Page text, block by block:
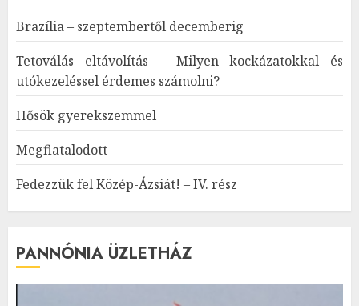
Brazília – szeptembertől decemberig
Tetoválás eltávolítás – Milyen kockázatokkal és
utókezeléssel érdemes számolni?
Hősök gyerekszemmel
Megfiatalodott
Fedezzük fel Közép-Ázsiát! – IV. rész
PANNÓNIA ÜZLETHÁZ